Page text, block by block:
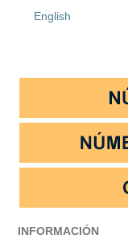
English
INFORMACIÓN